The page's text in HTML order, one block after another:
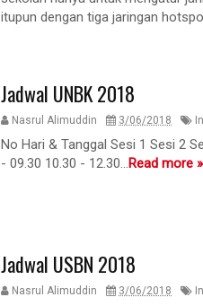
itupun dengan tiga jaringan
Jadwal UNBK 2018
Nasrul Alimuddin 3/06/2018
No Hari & Tanggal Sesi 1 Sesi 2
- 09.30 10.30 - 12.30...Read more »
Jadwal USBN 2018
Nasrul Alimuddin 3/06/2018